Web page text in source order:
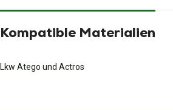
Kompatible Materialien
Lkw Atego und Actros